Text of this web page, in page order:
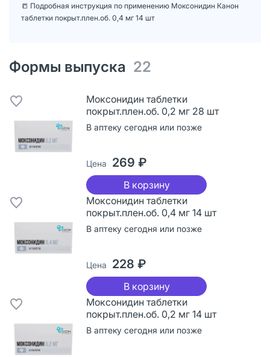
📒 Подробная инструкция по применению Моксонидин Канон
таблетки покрыт.плен.об. 0,4 мг 14 шт
Формы выпуска 22
Моксонидин таблетки
покрыт.плен.об. 0,2 мг 28 шт
В аптеку сегодня или позже
Цена 269 ₽
В корзину
Моксонидин таблетки
покрыт.плен.об. 0,4 мг 14 шт
В аптеку сегодня или позже
Цена 228 ₽
В корзину
Моксонидин таблетки
покрыт.плен.об. 0,2 мг 14 шт
В аптеку сегодня или позже